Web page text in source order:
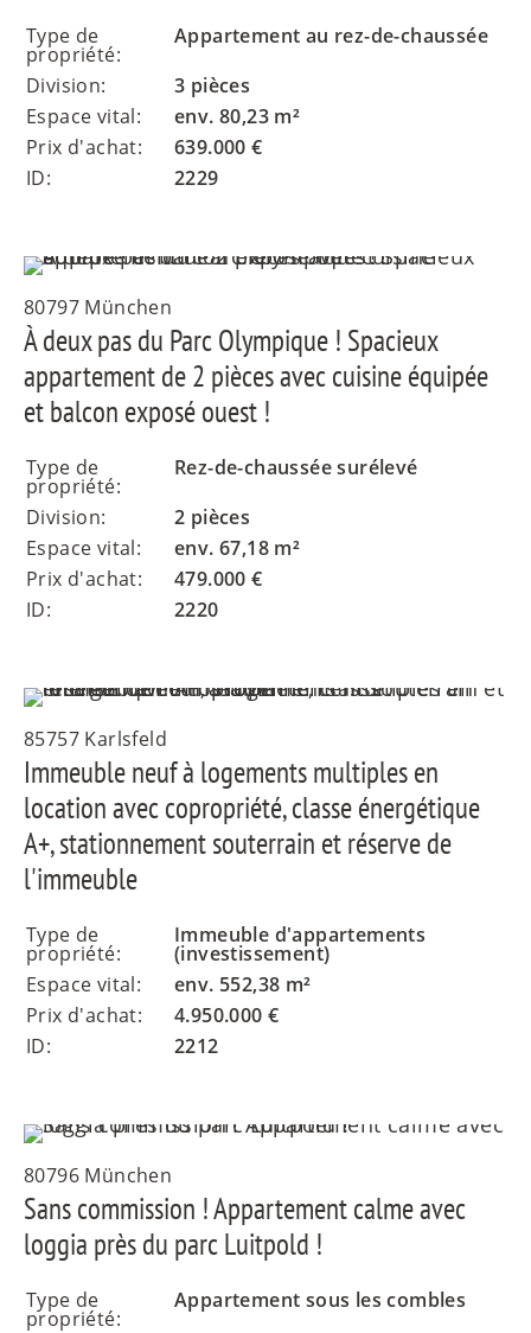
Type de
propriété:
Appartement au rez-de-chaussée
Division:
3 pièces
Espace vital:
env. 80,23 m²
Prix d'achat:
639.000 €
ID:
2229
80797 München
À deux pas du Parc Olympique ! Spacieux
appartement de 2 pièces avec cuisine équipée
et balcon exposé ouest !
Type de
propriété:
Rez-de-chaussée surélevé
Division:
2 pièces
Espace vital:
env. 67,18 m²
Prix d'achat:
479.000 €
ID:
2220
85757 Karlsfeld
Immeuble neuf à logements multiples en
location avec copropriété, classe énergétique
A+, stationnement souterrain et réserve de
l'immeuble
Type de
propriété:
Immeuble d'appartements
(investissement)
Espace vital:
env. 552,38 m²
Prix d'achat:
4.950.000 €
ID:
2212
80796 München
Sans commission ! Appartement calme avec
loggia près du parc Luitpold !
Type de
propriété:
Appartement sous les combles